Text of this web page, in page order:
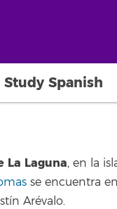
Study Spanish
La Laguna, en la
se encuentra
Arévalo.